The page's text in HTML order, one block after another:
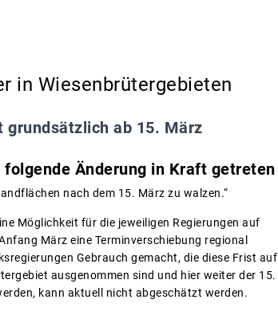
in Wiesenbrütergebieten
grundsätzlich ab 15. März
Änderung in Kraft getreten
nach dem 15. März zu walzen.“
Möglichkeit für die jeweiligen Regierungen auf
März eine Terminverschiebung regional
Gebrauch gemacht, die diese Frist auf
ausgenommen sind und hier weiter der 15.
kann aktuell nicht abgeschätzt werden.